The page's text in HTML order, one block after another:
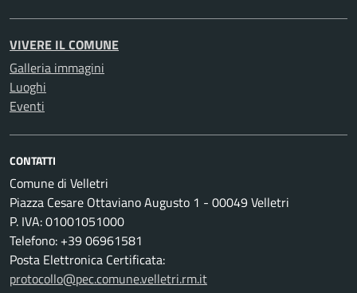
VIVERE IL COMUNE
Galleria immagini
Luoghi
Eventi
CONTATTI
Comune di Velletri
Piazza Cesare Ottaviano Augusto 1 - 00049 Velletri
P. IVA: 01001051000
Telefono: +39 06961581
Posta Elettronica Certificata:
protocollo@pec.comune.velletri.rm.it